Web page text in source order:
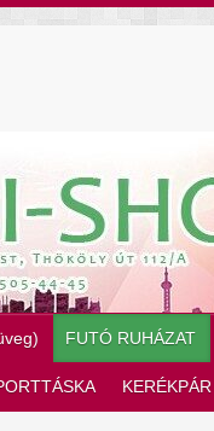
FUTÓ RUHÁZAT
KERÉKPÁR